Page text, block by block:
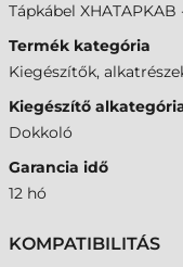
Tápkábel
Termék kategória
Kiegészítők,
Kiegészítő
Dokkoló
Garancia idő
12 hó
KOMPATIBILITÁS